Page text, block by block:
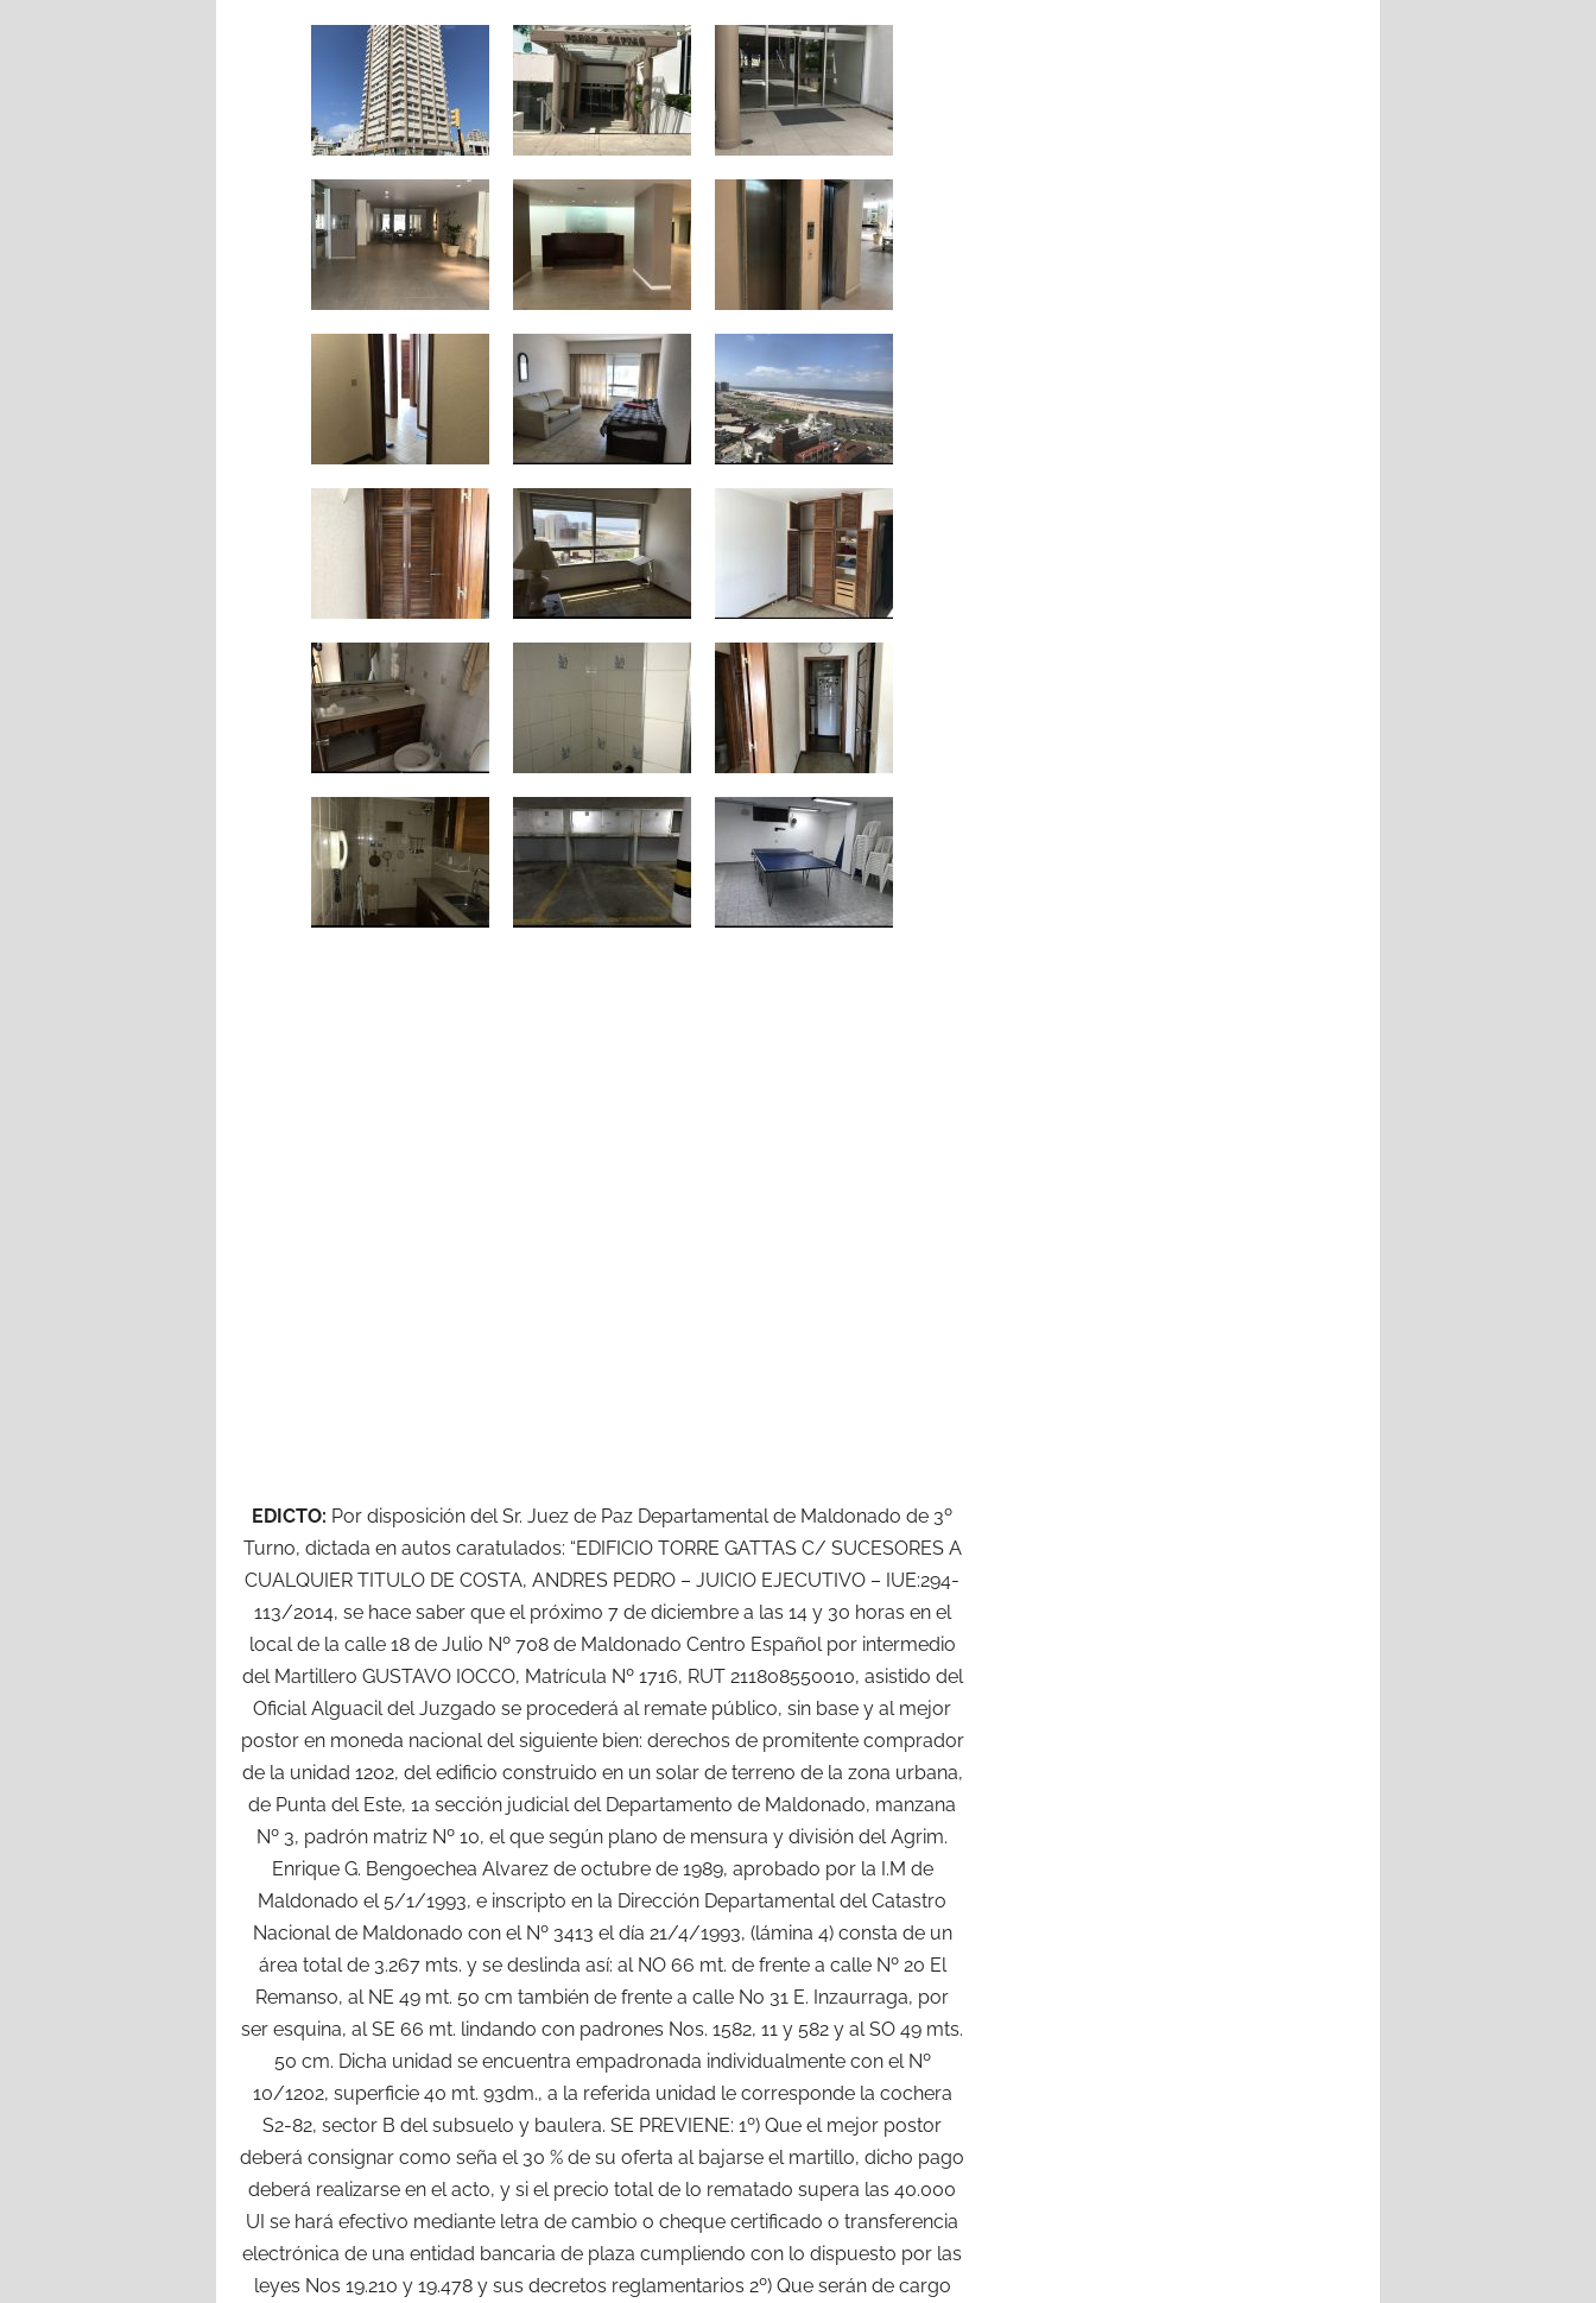
EDICTO: Por disposición del Sr. Juez de Paz Departamental de Maldonado de 3º
Turno, dictada en autos caratulados: “EDIFICIO TORRE GATTAS C/ SUCESORES A
CUALQUIER TITULO DE COSTA, ANDRES PEDRO – JUICIO EJECUTIVO – IUE:294-
113/2014, se hace saber que el próximo 7 de diciembre a las 14 y 30 horas en el
local de la calle 18 de Julio Nº 708 de Maldonado Centro Español por intermedio
del Martillero GUSTAVO IOCCO, Matrícula Nº 1716, RUT 211808550010, asistido del
Oficial Alguacil del Juzgado se procederá al remate público, sin base y al mejor
postor en moneda nacional del siguiente bien: derechos de promitente comprador
de la unidad 1202, del edificio construido en un solar de terreno de la zona urbana,
de Punta del Este, 1a sección judicial del Departamento de Maldonado, manzana
Nº 3, padrón matriz Nº 10, el que según plano de mensura y división del Agrim.
Enrique G. Bengoechea Alvarez de octubre de 1989, aprobado por la I.M de
Maldonado el 5/1/1993, e inscripto en la Dirección Departamental del Catastro
Nacional de Maldonado con el Nº 3413 el día 21/4/1993, (lámina 4) consta de un
área total de 3.267 mts. y se deslinda así: al NO 66 mt. de frente a calle Nº 20 El
Remanso, al NE 49 mt. 50 cm también de frente a calle No 31 E. Inzaurraga, por
ser esquina, al SE 66 mt. lindando con padrones Nos. 1582, 11 y 582 y al SO 49 mts.
50 cm. Dicha unidad se encuentra empadronada individualmente con el Nº
10/1202, superficie 40 mt. 93dm., a la referida unidad le corresponde la cochera
S2-82, sector B del subsuelo y baulera. SE PREVIENE: 1º) Que el mejor postor
deberá consignar como seña el 30 % de su oferta al bajarse el martillo, dicho pago
deberá realizarse en el acto, y si el precio total de lo rematado supera las 40.000
UI se hará efectivo mediante letra de cambio o cheque certificado o transferencia
electrónica de una entidad bancaria de plaza cumpliendo con lo dispuesto por las
leyes Nos 19.210 y 19.478 y sus decretos reglamentarios 2º) Que serán de cargo